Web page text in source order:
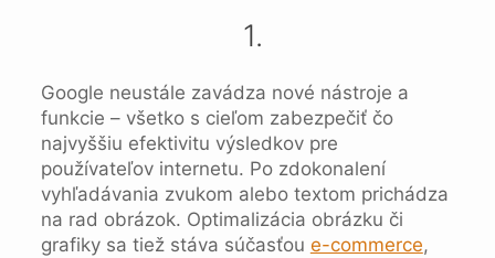
1.
Google neustále zavádza nové nástroje a
funkcie – všetko s cieľom zabezpečiť čo
najvyššiu efektivitu výsledkov pre
používateľov internetu. Po zdokonalení
vyhľadávania zvukom alebo textom prichádza
na rad obrázok. Optimalizácia obrázku či
grafiky sa tiež stáva súčasťou e-commerce,